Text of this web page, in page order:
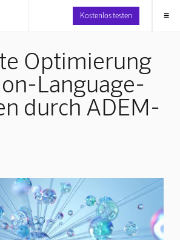
Kostenlos testen ≡
Optimierung
Language-
durch ADEM-